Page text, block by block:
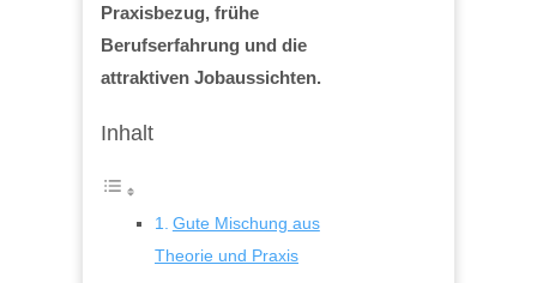
Praxisbezug, frühe
Berufserfahrung und die
attraktiven Jobaussichten.
Inhalt
Gute Mischung aus
Theorie und Praxis